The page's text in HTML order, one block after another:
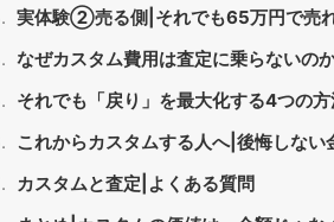
実体験②売る側|それでも65万円で売
なぜカスタム費用は査定に乗らないの
それでも「戻り」を最大化する4つの方
これからカスタムする人へ|後悔しない
カスタムと査定|よくある質問